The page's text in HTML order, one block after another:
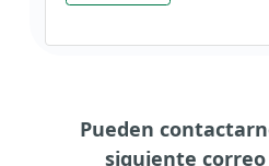
Pueden
siguiente